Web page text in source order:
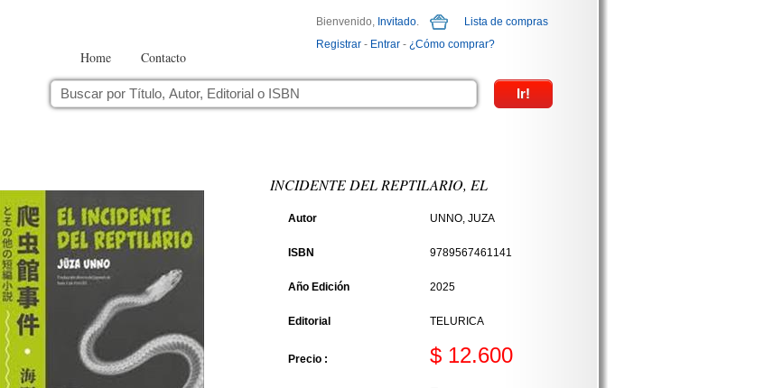
Home Contacto
Bienvenido, Invitado.
Lista de compras
Registrar - Entrar - ¿Cómo comprar?
INCIDENTE DEL REPTILARIO, EL
Autor UNNO, JUZA
ISBN 9789567461141
Año Edición 2025
Editorial TELURICA
Precio : $ 12.600